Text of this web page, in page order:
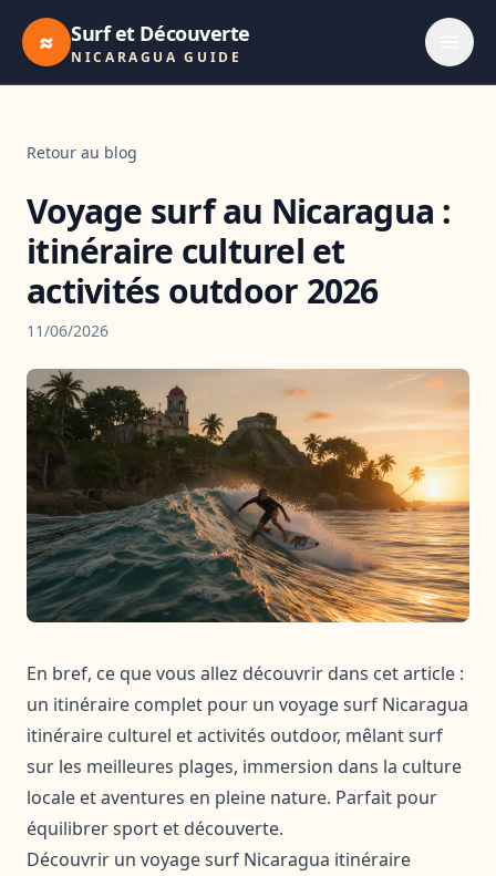
≈ Surf et Découverte
NICARAGUA GUIDE
Retour au blog
Voyage surf au Nicaragua :
itinéraire culturel et
activités outdoor 2026
11/06/2026
En bref, ce que vous allez découvrir dans cet article :
un itinéraire complet pour un voyage surf Nicaragua
itinéraire culturel et activités outdoor, mêlant surf
sur les meilleures plages, immersion dans la culture
locale et aventures en pleine nature. Parfait pour
équilibrer sport et découverte.
Découvrir un voyage surf Nicaragua itinéraire